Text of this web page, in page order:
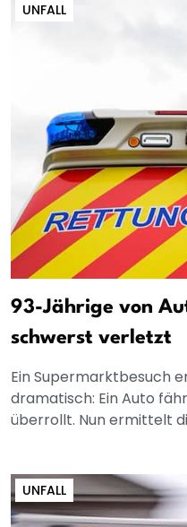
UNFALL
93-Jährige von
schwerst verletzt
Ein Supermarktbesuch
dramatisch: Ein Auto
überrollt. Nun ermittelt
UNFALL